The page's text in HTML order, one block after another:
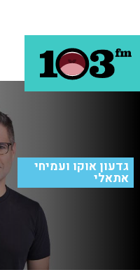
גדעון אוקו ועמיחי
אתאלי